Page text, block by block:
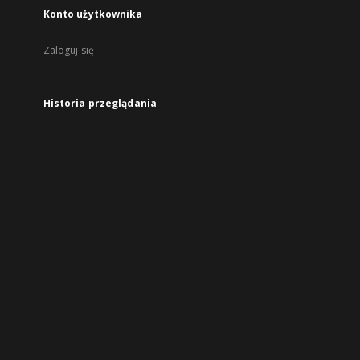
Konto użytkownika
Zaloguj się
Historia przeglądania